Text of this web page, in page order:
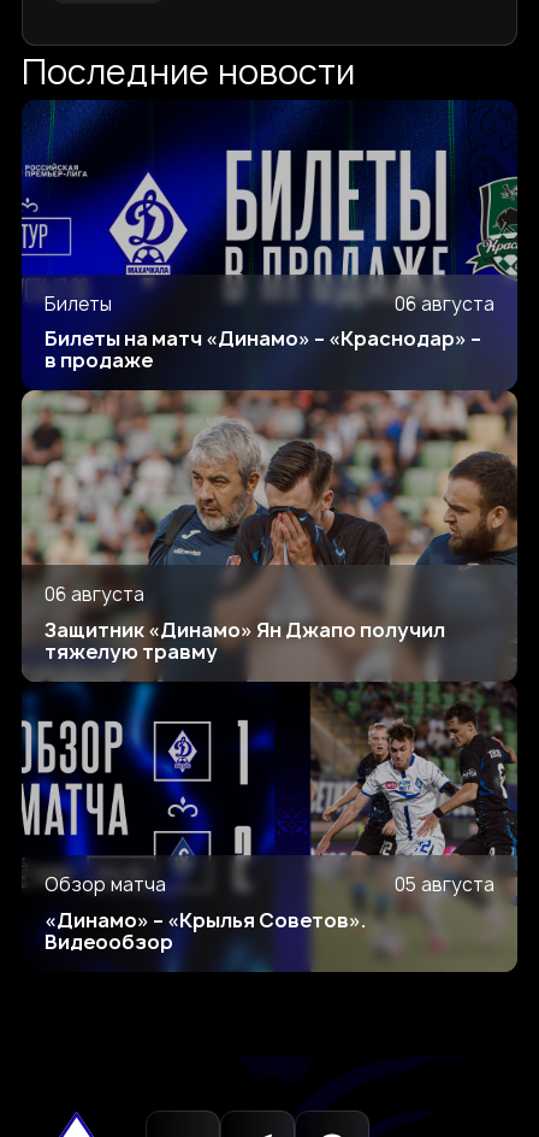
Последние новости
Билеты 06 августа
Билеты на матч «Динамо» – «Краснодар» –
в продаже
06 августа
Защитник «Динамо» Ян Джапо получил
тяжелую травму
Обзор матча 05 августа
«Динамо» – «Крылья Советов».
Видеообзор